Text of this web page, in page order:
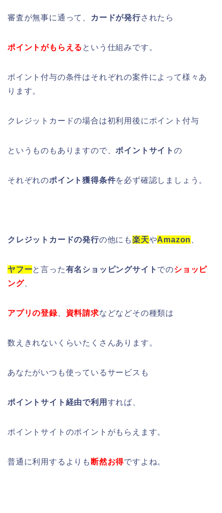
審査が無事に通って、 カードが発行されたら
ポイントがもらえる という仕組みです。
ポイント付与の条件はそれぞれの案件によって様々あ
ります。
クレジットカードの場合は初利用後にポイント付与
というものもありますので、ポイントサイトの
それぞれのポイント獲得条件を必ず確認しましょう。
クレジットカードの発行の他にも楽天やAmazon
ヤフーと言った有名ショッピングサイト でのショッピ
ング、
アプリの登録、 資料請求などなどその種類は
数えきれないくらいたくさんあります。
あなたがいつも使っているサービスも
ポイントサイト経由で利用 すれば、
ポイントサイトのポイントがもらえます。
普通に利用するよりも 断然お得ですよね。